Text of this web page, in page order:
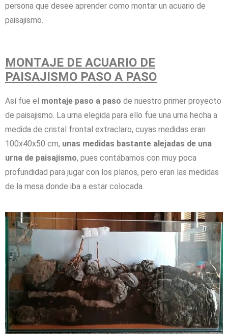
persona que desee aprender como montar un acuario de
paisajismo.
MONTAJE DE ACUARIO DE
PAISAJISMO PASO A PASO
Así fue el montaje paso a paso de nuestro primer proyecto
de paisajismo. La urna elegida para ello fue una urna hecha a
medida de cristal frontal extraclaro, cuyas medidas eran
100x40x50 cm, unas medidas bastante alejadas de una
urna de paisajismo, pues contábamos con muy poca
profundidad para jugar con los planos, pero eran las medidas
de la mesa donde iba a estar colocada.